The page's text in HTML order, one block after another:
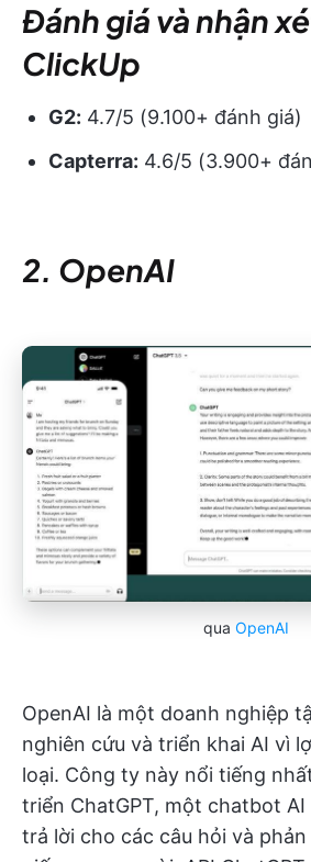
Đánh giá và nhận
ClickUp
G2: 4.7/5 (9.100+ đánh giá)
Capterra: 4.6/5 (3.900+
2. OpenAI
qua OpenAI
OpenAI là một doanh nghiệp
nghiên cứu và triển khai AI vì
loại. Công ty này nổi tiếng
triển ChatGPT, một chatbot
trả lời cho các câu hỏi và